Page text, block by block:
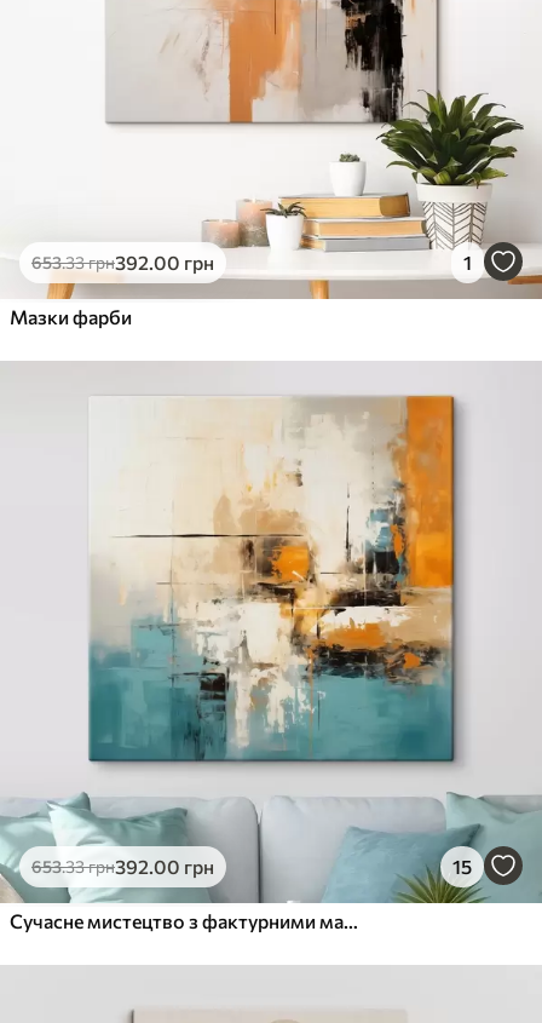
653.33грн392.00 грн 1
Мазки фарби
653.33грн392.00 грн 15
Сучасне мистецтво з фактурними мазками та яскравими акцентами